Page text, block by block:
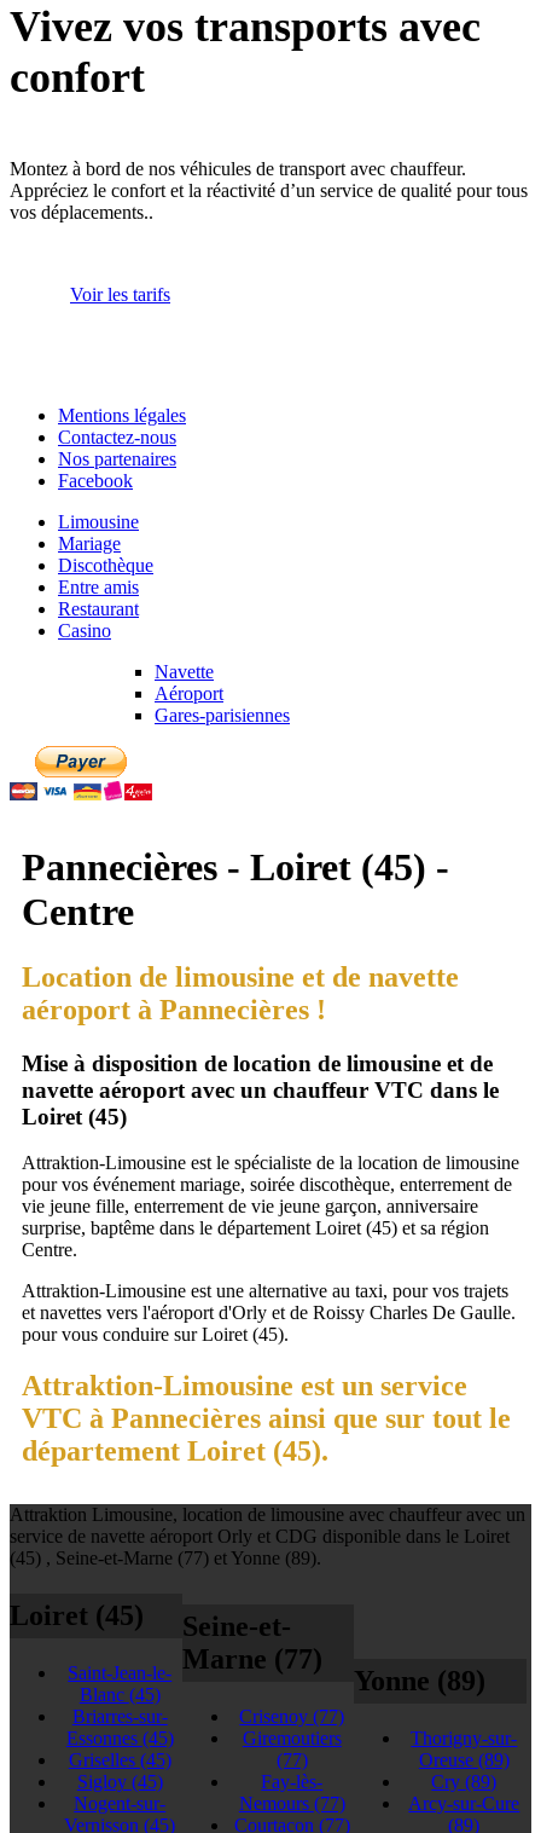
Vivez vos transports avec
confort
Montez à bord de nos véhicules de transport avec chauffeur.
Appréciez le confort et la réactivité d’un service de qualité pour tous
vos déplacements..
Voir les tarifs
Mentions légales
Contactez-nous
Nos partenaires
Facebook
Limousine
Mariage
Discothèque
Entre amis
Restaurant
Casino
Navette
Aéroport
Gares-parisiennes
Pannecières - Loiret (45) -
Centre
Location de limousine et de navette
aéroport à Pannecières !
Mise à disposition de location de limousine et de
navette aéroport avec un chauffeur VTC dans le
Loiret (45)
Attraktion-Limousine est le spécialiste de la location de limousine
pour vos événement mariage, soirée discothèque, enterrement de
vie jeune fille, enterrement de vie jeune garçon, anniversaire
surprise, baptême dans le département Loiret (45) et sa région
Centre.
Attraktion-Limousine est une alternative au taxi, pour vos trajets
et navettes vers l'aéroport d'Orly et de Roissy Charles De Gaulle.
pour vous conduire sur Loiret (45).
Attraktion-Limousine est un service
VTC à Pannecières ainsi que sur tout le
département Loiret (45).
Attraktion Limousine, location de limousine avec chauffeur avec un
service de navette aéroport Orly et CDG disponible dans le Loiret
(45) , Seine-et-Marne (77) et Yonne (89).
Loiret (45)
Saint-Jean-le-
Blanc (45)
Briarres-sur-
Essonnes (45)
Griselles (45)
Sigloy (45)
Nogent-sur-
Vernisson(45)
Seine-et-
Marne (77)
Crisenoy(77)
Giremoutiers
(77)
Fay-lès-
Nemours (77)
Courtacon (77)
Yonne (89)
Thorigny-sur-
Oreuse (89)
Cry(89)
Arcy-sur-Cure
(89)